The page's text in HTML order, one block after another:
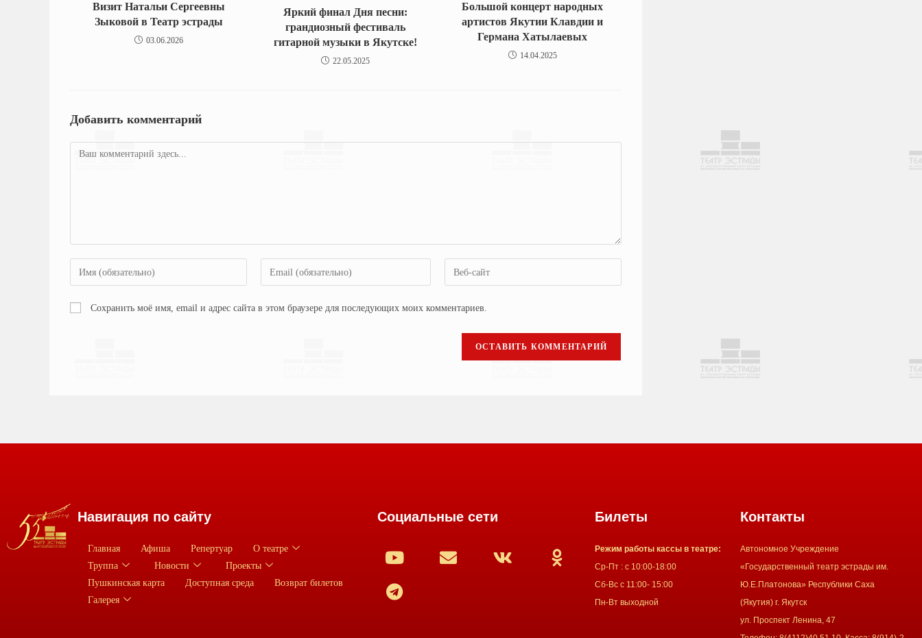
Визит Натальи Сергеевны
Зыковой в Театр эстрады
03.06.2026
Яркий финал Дня песни:
грандиозный фестиваль
гитарной музыки в Якутске!
22.05.2025
Большой концерт народных
артистов Якутии Клавдии и
Германа Хатылаевых
14.04.2025
Добавить комментарий
Сохранить моё имя, email и адрес сайта в этом браузере для последующих моих комментариев.
Навигация по сайту
Главная Афиша Репертуар
О театре
Труппа
Новости
Проекты
Пушкинская карта
Доступная среда
Возврат билетов
Галерея
Социальные сети Билеты
Режим работы кассы в театре:
Ср-Пт : с 10:00-18:00
Сб-Вс с 11:00- 15:00
Пн-Вт выходной
Контакты
Автономное Учреждение
«Государственный театр эстрады им.
Ю.Е.Платонова» Республики Саха
(Якутия) г. Якутск
ул. Проспект Ленина, 47